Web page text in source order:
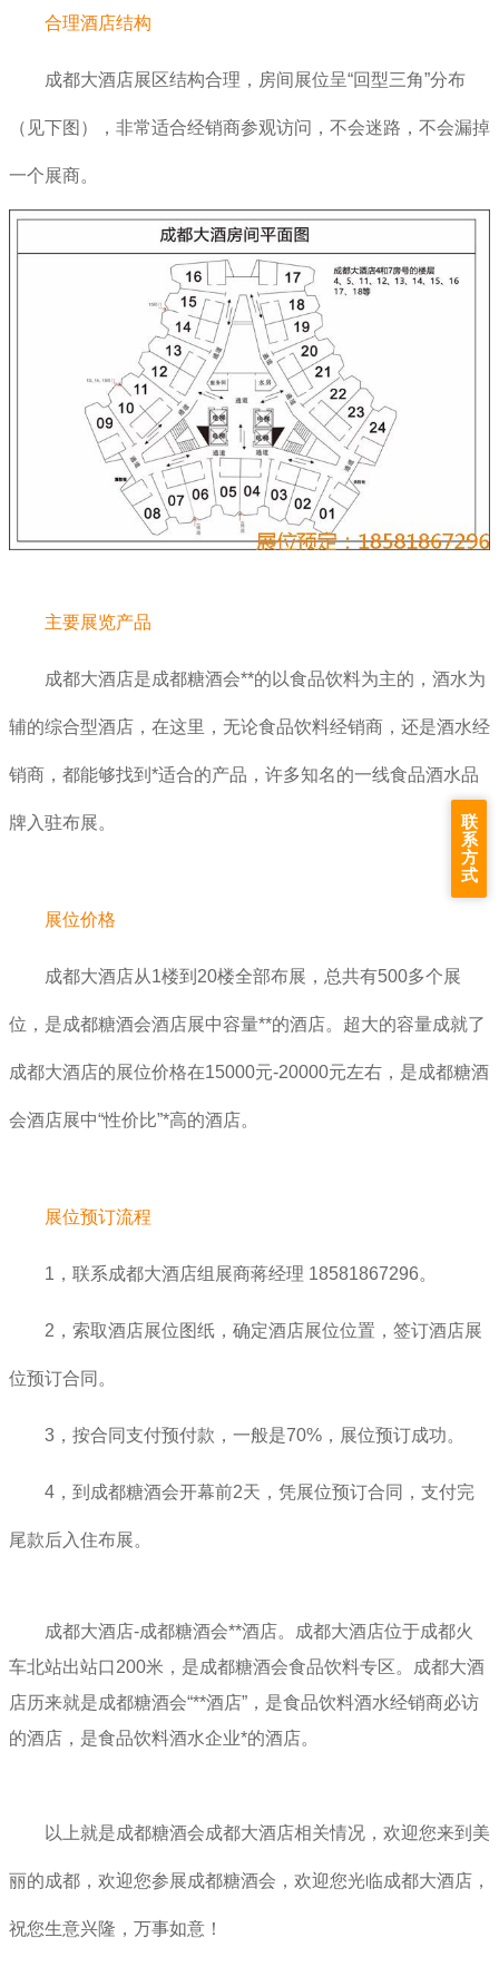
合理酒店结构
成都大酒店展区结构合理，房间展位呈“回型三角”分布
（见下图），非常适合经销商参观访问，不会迷路，不会漏掉
一个展商。
主要展览产品
成都大酒店是成都糖酒会**的以食品饮料为主的，酒水为
辅的综合型酒店，在这里，无论食品饮料经销商，还是酒水经
销商，都能够找到*适合的产品，许多知名的一线食品酒水品
牌入驻布展。
展位价格
成都大酒店从1楼到20楼全部布展，总共有500多个展
位，是成都糖酒会酒店展中容量**的酒店。超大的容量成就了
成都大酒店的展位价格在15000元-20000元左右，是成都糖酒
会酒店展中“性价比”*高的酒店。
展位预订流程
1，联系成都大酒店组展商蒋经理 18581867296。
2，索取酒店展位图纸，确定酒店展位位置，签订酒店展
位预订合同。
3，按合同支付预付款，一般是70%，展位预订成功。
4，到成都糖酒会开幕前2天，凭展位预订合同，支付完
尾款后入住布展。
成都大酒店-成都糖酒会**酒店。
成都大酒店位于成都火
车北站出站口200米，是成都糖酒会食品饮料专区。成都大酒
店历来就是成都糖酒会“**酒店”，是食品饮料酒水经销商必访
的酒店，是食品饮料酒水企业*的酒店。
以上就是成都糖酒会成都大酒店相关情况，欢迎您来到美
丽的成都，欢迎您参展成都糖酒会，欢迎您光临成都大酒店，
祝您生意兴隆，万事如意！
联
系
方
式